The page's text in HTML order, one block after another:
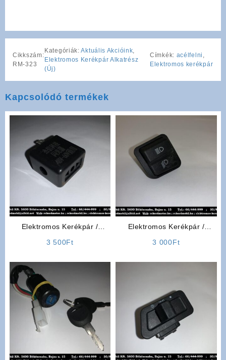
Cikkszám:
RM-323
Kategóriák:Aktuális Akcióink
Elektromos Kerékpár Alkatrész
(Új)
Címkék: acélfelni
Elektromos kerékpár
Kapcsolódó termékek
Elektromos Kerékpár /
3 500Ft
Elektromos Kerékpár /
3 000Ft